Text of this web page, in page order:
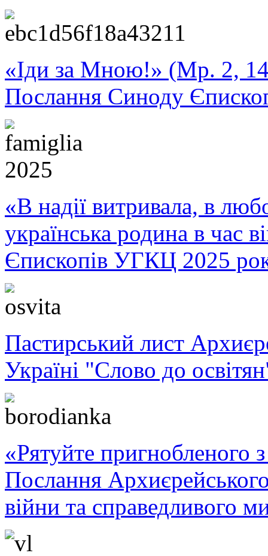
«Іди за Мною!» (Мр. 2,
Послання Синоду
«В надії витривала, в
українська родина в час
Єпископів УГКЦ 2025
Пастирський лист
Україні "Слово до
«Рятуйте пригнобленого
Послання
війни та справедливого